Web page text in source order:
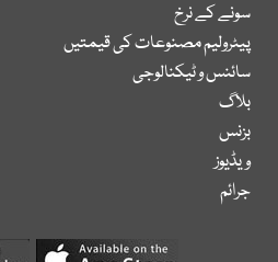
سونے کے نرخ
پیٹرولیم مصنوعات کی قیمتیں
سائنس و ٹیکنالوجی
بلاگ
بزنس
ویڈیوز
جرائم